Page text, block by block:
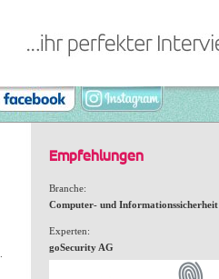
Empfehlungen
Branche:
Computer- und Informationssicherheit
Experten:
goSecurity AG